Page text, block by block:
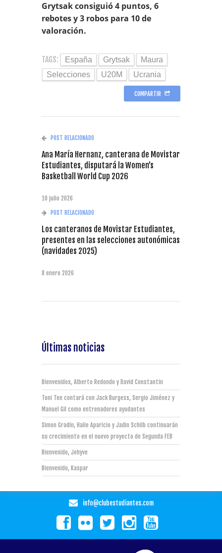
Grytsak consiguió 4 puntos, 6
rebotes y 3 robos para 10 de
valoración.
TAGS: España Grytsak
Maura
Selecciones
U20M Ucrania
COMPARTIR
POST RELACIONADO
Ana María Hernanz, canterana de Movistar
Estudiantes, disputará la Women’s
Basketball World Cup 2026
10 julio 2026
POST RELACIONADO
Los canteranos de Movistar Estudiantes,
presentes en las selecciones autonómicas
(navidades 2025)
8 enero 2026
Últimas noticias
Bienvenidos, Alberto Redondo y David Constantin
Toni Ten contará con Jack Burgess, Sergio Jiménez y
Manuel Gil como entrenadores ayudantes
Simon Gradin, Haile Aparicio y Jadin Schilb continuarán
su crecimiento en el nuevo proyecto de Segunda FEB
Bienvenido, Jehyve
Bienvenido, Kaspar
info@clubestudiantes.com